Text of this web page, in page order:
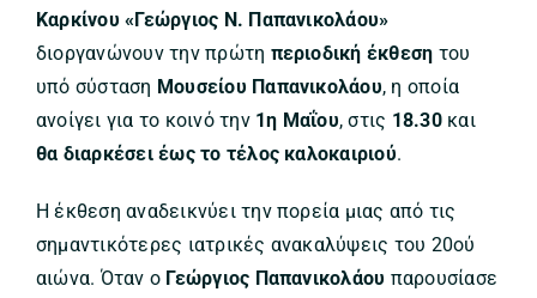
Καρκίνου «Γεώργιος Ν. Παπανικολάου»
διοργανώνουν την πρώτη περιοδική έκθεση του
υπό σύσταση Μουσείου Παπανικολάου, η οποία
ανοίγει για το κοινό την 1η Μαΐου, στις 18.30και
θα διαρκέσει έως το τέλος καλοκαιριού.
Η έκθεση αναδεικνύει την πορεία μιας από τις
σημαντικότερες ιατρικές ανακαλύψεις του 20ού
αιώνα. Όταν ο Γεώργιος Παπανικολάου παρουσίασε